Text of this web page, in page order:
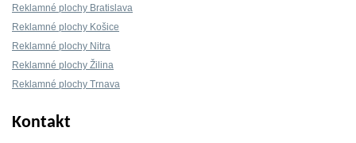
Reklamné plochy Bratislava
Reklamné plochy Košice
Reklamné plochy Nitra
Reklamné plochy Žilina
Reklamné plochy Trnava
Kontakt